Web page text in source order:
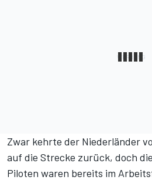
Zwar kehrte der Niederländer
auf die Strecke zurück, doch
Piloten waren bereits im